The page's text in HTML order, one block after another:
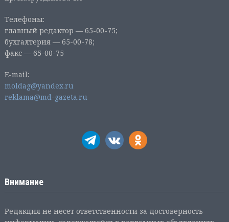
Телефоны:
главный редактор — 65-00-75;
бухгалтерия — 65-00-78;
факс — 65-00-75
E-mail:
moldag@yandex.ru
reklama@md-gazeta.ru
Внимание
Редакция не несет ответственности за достоверность